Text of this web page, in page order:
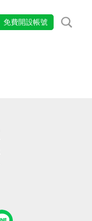
免費開設帳號